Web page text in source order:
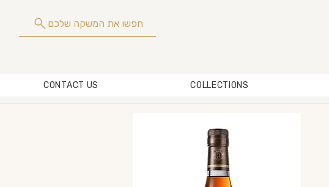
חפשו את המשקה שלכם
CONTACT US COLLECTIONS